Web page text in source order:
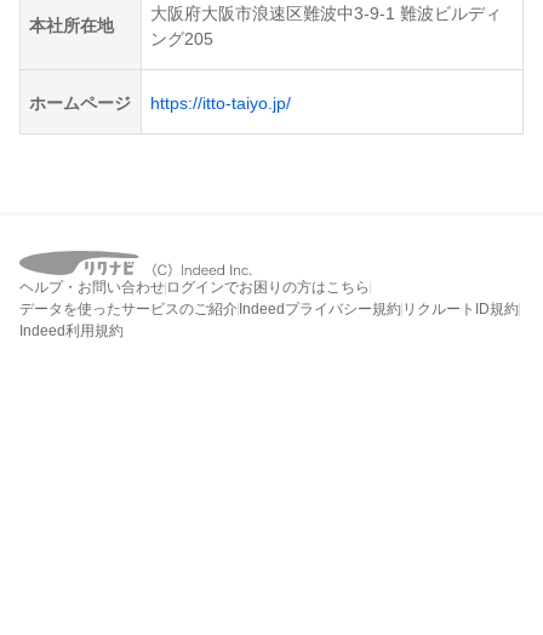
本社所在地
大阪府大阪市浪速区難波中3-9-1 難波ビルディ
ング205
ホームページ https://itto-taiyo.jp/
ヘルプ・お問い合わせ ログインでお困りの方はこちら
データを使ったサービスのご紹介 Indeedプライバシー規約 リクルートID規約
Indeed利用規約